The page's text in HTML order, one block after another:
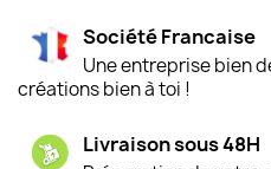
Société Francaise
Une entreprise bien
créations bien à toi !
Livraison sous 48H